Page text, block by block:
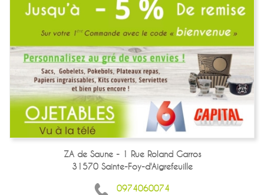
ZA de Saune - 1 Rue Roland Garros
31570 Sainte-Foy-d'Aigrefeuille
0974060074